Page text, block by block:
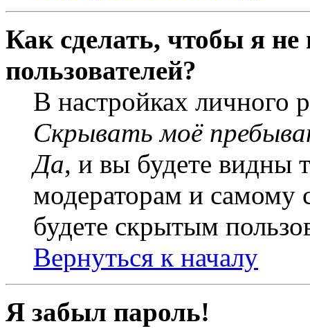
Как сделать, чтобы я
пользователей?
В настройках личного
Скрывать моё
Да, и вы будете видны
модераторам и самому
будете скрытым
Вернуться к началу
Я забыл пароль!